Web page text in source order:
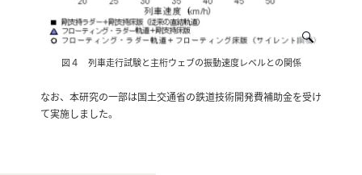
図４ 列車走行試験と主桁ウェブの振動速度レベルとの関係
なお、本研究の一部は国土交通省の鉄道技術開発費補助金を受け
て実施しました。